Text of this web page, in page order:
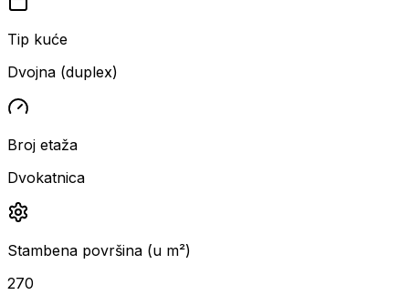
Tip kuće
Dvojna (duplex)
Broj etaža
Dvokatnica
Stambena površina (u m²)
270